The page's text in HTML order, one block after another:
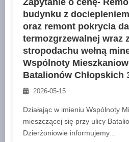
Zapytanie o cenę-
budynku z
oraz remont pokrycia
termozgrzewalnej wraz
stropodachu wełną
Wspólnoty
Batalionów Chłopskich
2026-05-15
Działając w imieniu Wspólnoty
mieszczącej się przy ulicy
Dzierżoniowie informujemy...